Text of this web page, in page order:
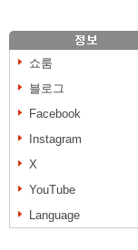
쇼룸
블로그
Facebook
Instagram
X
YouTube
Language